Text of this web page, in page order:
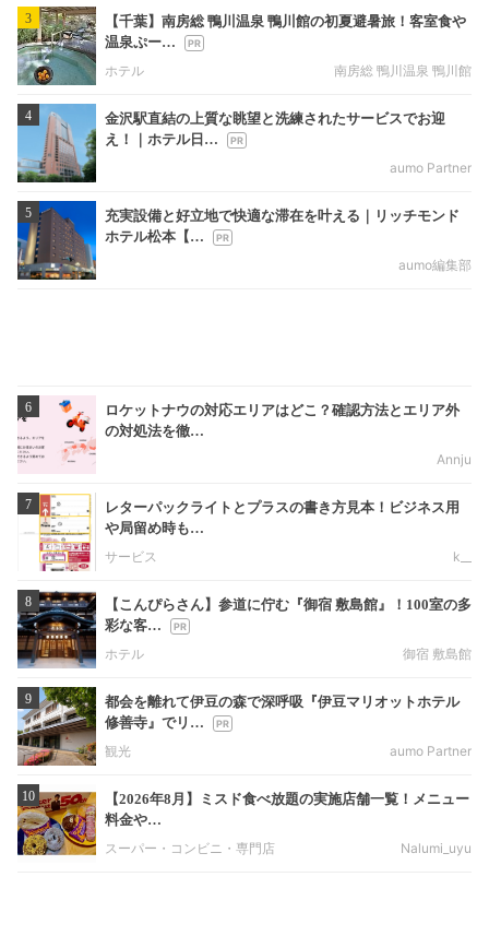
3
【千葉】南房総 鴨川温泉 鴨川館の初夏避暑旅！客室食や
温泉ぷー…
ホテル
南房総 鴨川温泉 鴨川館
4
金沢駅直結の上質な眺望と洗練されたサービスでお迎
え！｜ホテル日…
aumo Partner
5
充実設備と好立地で快適な滞在を叶える｜リッチモンド
ホテル松本【…
aumo編集部
6
ロケットナウの対応エリアはどこ？確認方法とエリア外
の対処法を徹…
Annju
7
レターパックライトとプラスの書き方見本！ビジネス用
や局留め時も…
サービス
k__
8
【こんぴらさん】参道に佇む『御宿 敷島館』！100室の多
彩な客…
ホテル
御宿 敷島館
9
都会を離れて伊豆の森で深呼吸『伊豆マリオットホテル
修善寺』でリ…
観光
aumo Partner
10
【2026年8月】ミスド食べ放題の実施店舗一覧！メニュー
料金や…
スーパー・コンビニ・専門店
Nalumi_uyu